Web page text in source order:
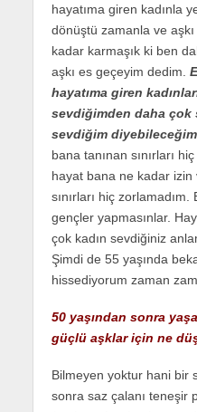
hayatıma giren kadınla
dönüştü zamanla ve
kadar karmaşık ki ben
aşkı es geçeyim dedim.
hayatıma giren
sevdiğimden daha çok
sevdiğim
bana tanınan sınırları
hayat bana ne kadar izin
sınırları hiç zorlamadım.
gençler yapmasınlar.
çok kadın sevdiğiniz
Şimdi de 55 yaşında
hissediyorum zaman
50 yaşından sonra
güçlü aşklar için ne
Bilmeyen yoktur hani bir
sonra saz çalanı teneşir